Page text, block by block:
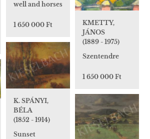
well and horses
1 650 000 Ft
KMETTY,
JÁNOS
(1889 - 1975)
Szentendre
1 650 000 Ft
K. SPÁNYI,
BÉLA
(1852 - 1914)
Sunset